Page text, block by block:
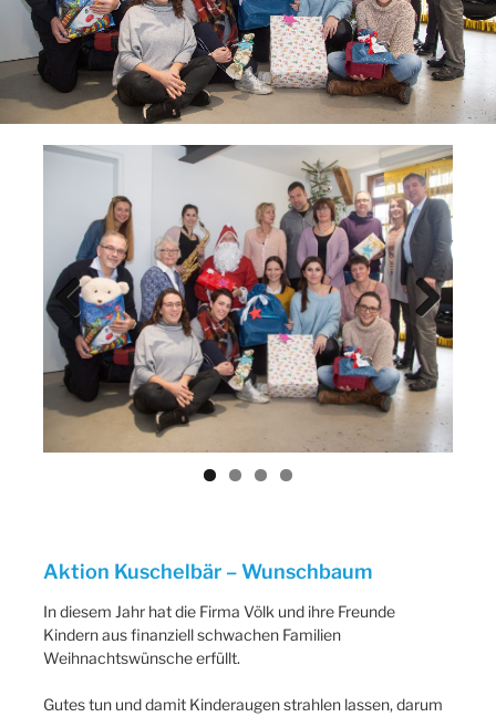
Previ
ous
Next
Aktion Kuschelbär – Wunschbaum
In diesem Jahr hat die Firma Völk und ihre Freunde
Kindern aus finanziell schwachen Familien
Weihnachtswünsche erfüllt.
Gutes tun und damit Kinderaugen strahlen lassen, darum